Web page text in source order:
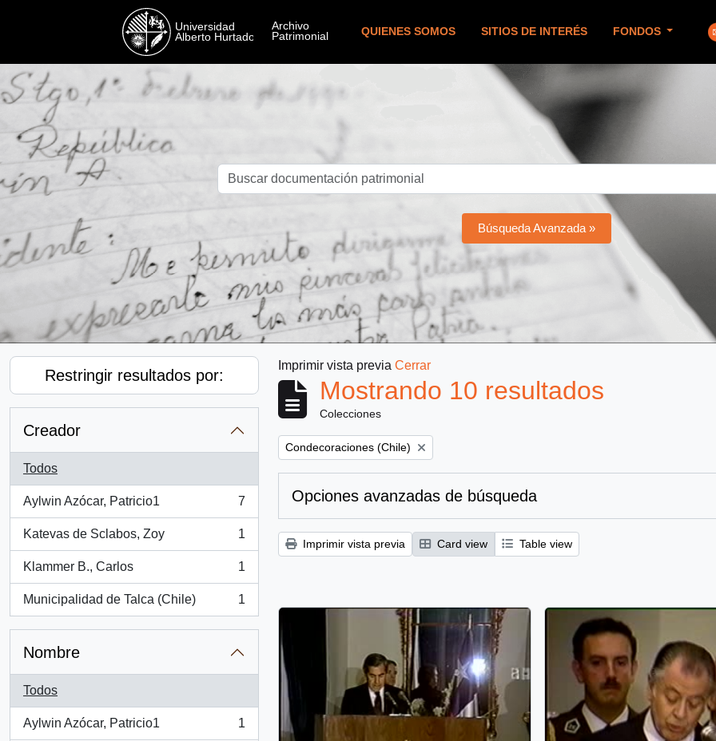
QUIENES SOMOS SITIOS DE INTERÉS FONDOS
Búsqueda Avanzada »
Restringir resultados por:
Creador
Todos
Aylwin Azócar, Patricio1
, 7 resultados
7
Katevas de Sclabos, Zoy
, 1 resultados
1
Klammer B., Carlos
, 1 resultados
1
Municipalidad de Talca (Chile)
, 1 resultados
1
Nombre
Todos
Aylwin Azócar, Patricio1
, 1 resultados
1
Imprimir vista previa Cerrar
Mostrando 10 resultados
Colecciones
Remove filter:
Condecoraciones (Chile)
Opciones avanzadas de búsqueda
Imprimir vista previa Card view Table view